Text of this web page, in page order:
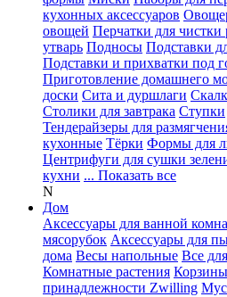
кухонных аксессуаров
овощей Перчатки для
утварь Подносы Подставки
Подставки и прихватки под
Приготовление домашнего
доски Сита и дуршлаги
Столики для завтрака Ступки
Тендерайзеры для
кухонные Тёрки Формы для
Центрифуги для сушки
кухни ... Показать все
N
Дом
Аксессуары для ванной
мясорубок Аксессуары для
дома Весы напольные Все
Комнатные растения
принадлежности Zwilling